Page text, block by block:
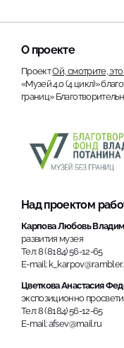
О проекте
ПроектОй, смотрите, это
«Музей 4.0 (4 цикл)»
границ»
Над проектом
Карпова Любовь
развития музея
Тел: 8 (8184) 56-12-65
E-mail:
Цветкова Анастасия
экспозиционно
Тел: 8 (8184) 56-12-65
E-mail: afsev@mail.ru